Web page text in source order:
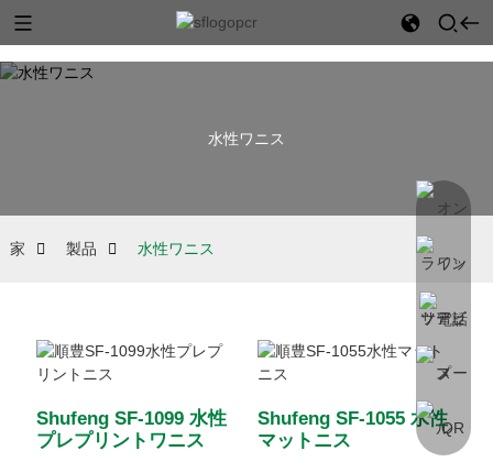
水性ワニス
家 製品 水性ワニス
Shufeng SF-1099 水性
プレプリントワニス
Shufeng SF-1055 水性
マットニス